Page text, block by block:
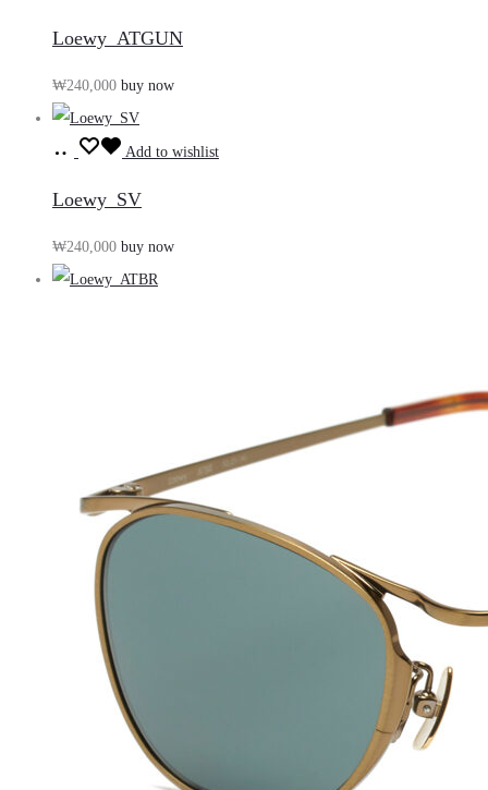
니
담
기
Loewy_ATGUN
₩240,000 buy now
장
니
담
Add to wishlist
Loewy_SV
₩240,000 buy now